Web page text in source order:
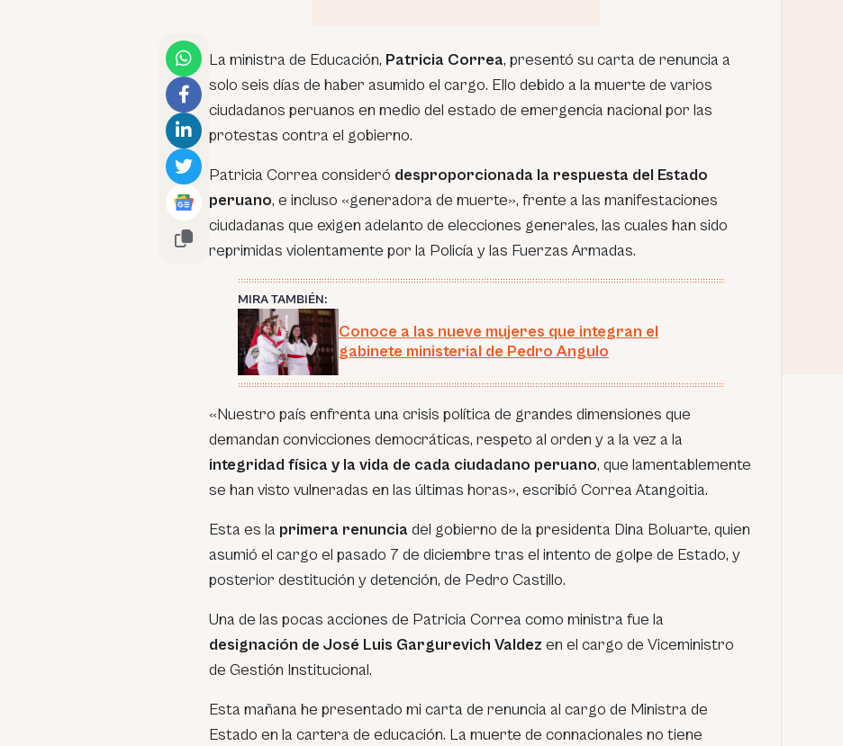
La ministra de Educación, Patricia Correa, presentó su carta de renuncia a
solo seis días de haber asumido el cargo. Ello debido a la muerte de varios
ciudadanos peruanos en medio del estado de emergencia nacional por las
protestas contra el gobierno.
Patricia Correa consideró desproporcionada la respuesta del Estado
peruano, e incluso «generadora de muerte», frente a las manifestaciones
ciudadanas que exigen adelanto de elecciones generales, las cuales han sido
reprimidas violentamente por la Policía y las Fuerzas Armadas.
MIRA TAMBIÉN:
Conoce a las nueve mujeres que integran el
gabinete ministerial de Pedro Angulo
«Nuestro país enfrenta una crisis política de grandes dimensiones que
demandan convicciones democráticas, respeto al orden y a la vez a la
integridad física y la vida de cada ciudadano peruano, que lamentablemente
se han visto vulneradas en las últimas horas», escribió Correa Atangoitia.
Esta es la primera renuncia del gobierno de la presidenta Dina Boluarte, quien
asumió el cargo el pasado 7 de diciembre tras el intento de golpe de Estado, y
posterior destitución y detención, de Pedro Castillo.
Una de las pocas acciones de Patricia Correa como ministra fue la
designación de José Luis Gargurevich Valdez en el cargo de Viceministro
de Gestión Institucional.
Esta mañana he presentado mi carta de renuncia al cargo de Ministra de
Estado en la cartera de educación. La muerte de connacionales no tiene